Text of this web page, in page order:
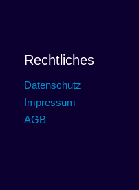
Rechtliches
Datenschutz
Impressum
AGB